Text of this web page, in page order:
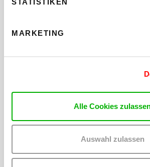
MARKETING
Alle Cookies
Auswahl zulassen
Wichtige Informationen für Schulklassen und
FÜR